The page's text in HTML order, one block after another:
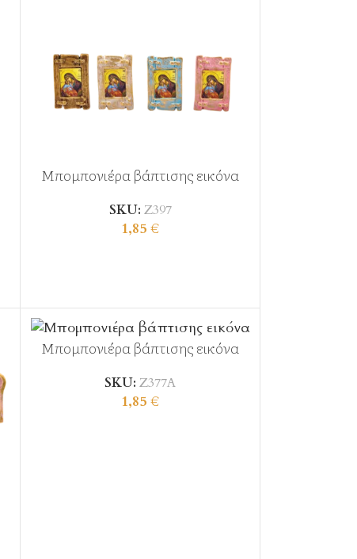
Μπομπονιέρα βάπτισης εικόνα
SKU: Ζ397
1,85€
Μπομπονιέρα βάπτισης εικόνα
SKU: Ζ377Α
1,85€